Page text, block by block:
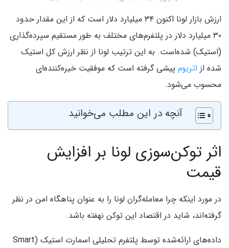
ارزش بازار لونا اکنون ۳۴ میلیارد دلار است که از این مقدار حدود
۳۰ میلیارد دلار در پلتفرم‌های مختلف به طور مستقیم سپرده‌گذاری
(استیک) شده‌است. به این ترتیب لونا از نظر ارزش کل استیک
شده از اتریوم پیشی گرفته است که موفقیت خیره‌کننده‌ای
محسوب می‌شود.
آنچه در این مطلب می‌خوانید
اثر توکن‌سوزی لونا بر افزایش
قیمت
در مورد اینکه چرا معامله‌گران لونا را به عنوان پناهگاه امن در نظر
گرفته‌اند، شاید در اقتصاد این توکن نهفته باشد.
داده‌های ارائه‌شده توسط پلتفرم تحلیلی اسمارت استیک (Smart